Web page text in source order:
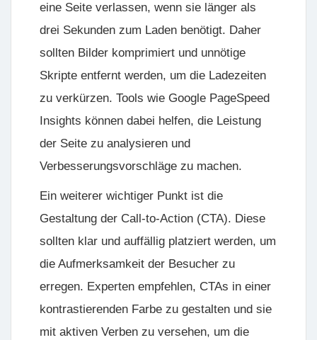
eine Seite verlassen, wenn sie länger als
drei Sekunden zum Laden benötigt. Daher
sollten Bilder komprimiert und unnötige
Skripte entfernt werden, um die Ladezeiten
zu verkürzen. Tools wie Google PageSpeed
Insights können dabei helfen, die Leistung
der Seite zu analysieren und
Verbesserungsvorschläge zu machen.
Ein weiterer wichtiger Punkt ist die
Gestaltung der Call-to-Action (CTA). Diese
sollten klar und auffällig platziert werden, um
die Aufmerksamkeit der Besucher zu
erregen. Experten empfehlen, CTAs in einer
kontrastierenden Farbe zu gestalten und sie
mit aktiven Verben zu versehen, um die